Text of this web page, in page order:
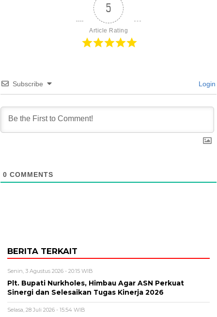
5
Article Rating
Subscribe Login
0 COMMENTS
BERITA TERKAIT
Senin, 3 Agustus 2026 - 20:15 WIB
Plt. Bupati Nurkholes, Himbau Agar ASN Perkuat
Sinergi dan Selesaikan Tugas Kinerja 2026
Selasa, 28 Juli 2026 - 15:54 WIB